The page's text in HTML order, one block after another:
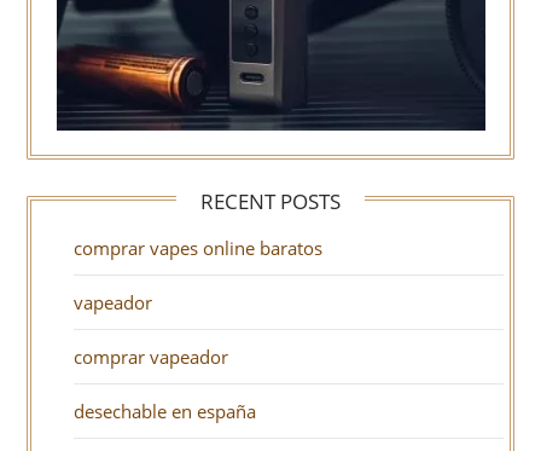
RECENT POSTS
comprar vapes online baratos
vapeador
comprar vapeador
desechable en españa